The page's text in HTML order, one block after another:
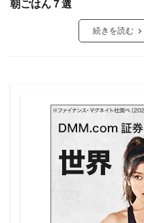
朝ごはん７選
続きを読む